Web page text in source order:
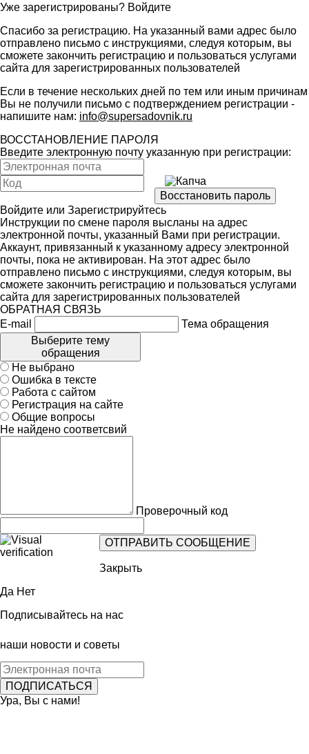
Уже зарегистрированы? Войдите
Спасибо за регистрацию. На указанный вами адрес было
отправлено письмо с инструкциями, следуя которым, вы
сможете закончить регистрацию и пользоваться услугами
сайта для зарегистрированных пользователей
Если в течение нескольких дней по тем или иным причинам
Вы не получили письмо с подтверждением регистрации -
напишите нам: info@supersadovnik.ru
ВОССТАНОВЛЕНИЕ ПАРОЛЯ
Введите электронную почту указанную при регистрации:
Войдите или Зарегистрируйтесь
Инструкции по смене пароля высланы на адрес
электронной почты, указанный Вами при регистрации.
Аккаунт, привязанный к указанному адресу электронной
почты, пока не активирован. На этот адрес было
отправлено письмо с инструкциями, следуя которым, вы
сможете закончить регистрацию и пользоваться услугами
сайта для зарегистрированных пользователей
ОБРАТНАЯ СВЯЗЬ
E-mail
Тема обращения
Выберите тему
обращения
Не выбрано
Ошибка в тексте
Работа с сайтом
Регистрация на сайте
Общие вопросы
Не найдено соответсвий
Проверочный код
Закрыть
Да Нет
Подписывайтесь на нас
наши новости и советы
Ура, Вы с нами!